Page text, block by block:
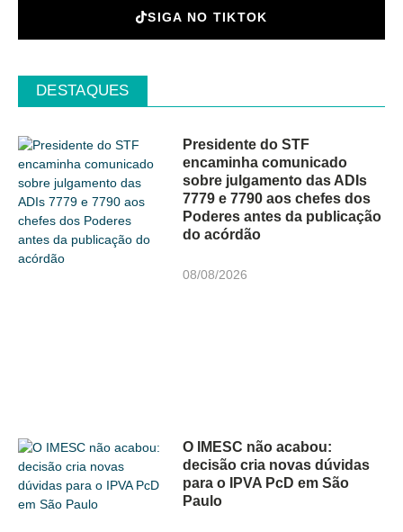
SIGA NO TIKTOK
DESTAQUES
Presidente do STF
encaminha comunicado
sobre julgamento das ADIs
7779 e 7790 aos chefes dos
Poderes antes da publicação
do acórdão
08/08/2026
O IMESC não acabou:
decisão cria novas dúvidas
para o IPVA PcD em São
Paulo